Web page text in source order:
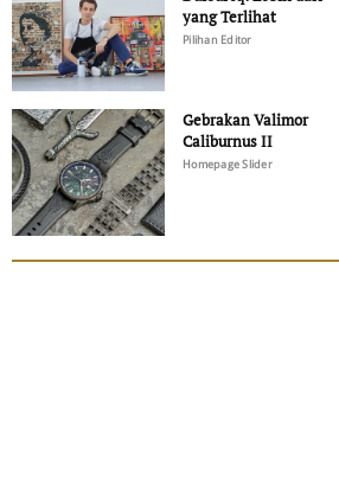
yang Terlihat
Pilihan Editor
Gebrakan Valimor
Caliburnus II
Homepage Slider